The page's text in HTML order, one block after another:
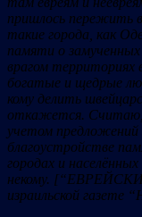
пришлось пережить
такие города, как
памяти о
врагом
богатые и щедрые
кому делить
откажется. Считаю,
учетом предложений
благоустройстве
городах и
некому.
израильской газете